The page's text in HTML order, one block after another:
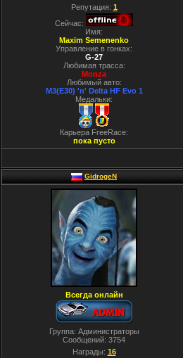
Репутация: 1
Сейчас:
Имя:
Maxim Semenenko
Управление в гонках:
G-27
Любимая трасса:
Monza
Любимый авто:
M3(E30) 'n' Delta HF Evo 1
Медальки:
Карьера FreeRace:
пока пусто
GidrogeN
Всегда онлайн
Группа: Администраторы
Сообщений: 3754
Награды: 16